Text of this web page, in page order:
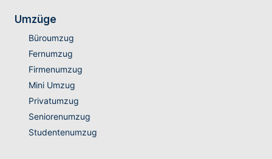
Umzüge
Büroumzug
Fernumzug
Firmenumzug
Mini Umzug
Privatumzug
Seniorenumzug
Studentenumzug